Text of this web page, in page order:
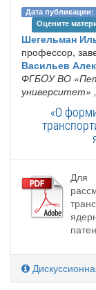
Дата публикации:
Оцените
Шегельман
профессор,
Васильев
ФГБOУ ВО
университет»
«О
Для